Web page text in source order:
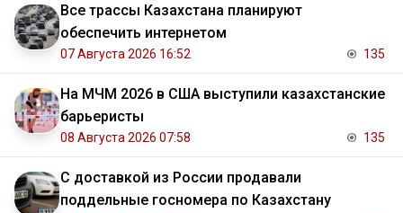
Все трассы Казахстана планируют
обеспечить интернетом
07 Августа 2026 16:52 135
На МЧМ 2026 в США выступили казахстанские
барьеристы
08 Августа 2026 07:58 135
С доставкой из России продавали
поддельные госномера по Казахстану